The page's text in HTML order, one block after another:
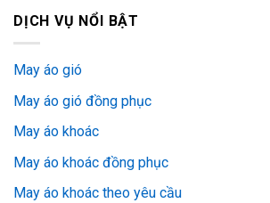
DỊCH VỤ NỔI BẬT
May áo gió
May áo gió đồng phục
May áo khoác
May áo khoác đồng phục
May áo khoác theo yêu cầu